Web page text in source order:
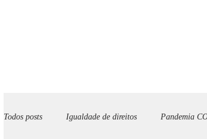
Todos posts Igualdade de direitos Pandemia